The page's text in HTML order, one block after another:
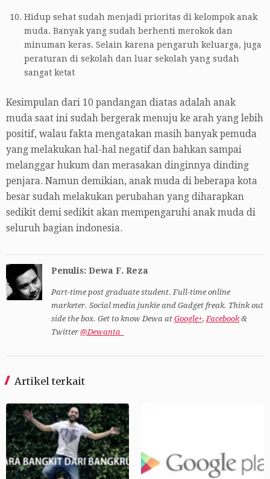
Hidup sehat sudah menjadi prioritas di kelompok anak
muda. Banyak yang sudah berhenti merokok dan
minuman keras. Selain karena pengaruh keluarga, juga
peraturan di sekolah dan luar sekolah yang sudah
sangat ketat
Kesimpulan dari 10 pandangan diatas adalah anak
muda saat ini sudah bergerak menuju ke arah yang lebih
positif, walau fakta mengatakan masih banyak pemuda
yang melakukan hal-hal negatif dan bahkan sampai
melanggar hukum dan merasakan dinginnya dinding
penjara. Namun demikian, anak muda di beberapa kota
besar sudah melakukan perubahan yang diharapkan
sedikit demi sedikit akan mempengaruhi anak muda di
seluruh bagian indonesia.
Penulis: Dewa F. Reza
Part-time post graduate student. Full-time online
marketer. Social media junkie and Gadget freak. Think out
side the box. Get to know Dewa at Google+, Facebook&
Twitter @Dewanta_
Artikel terkait